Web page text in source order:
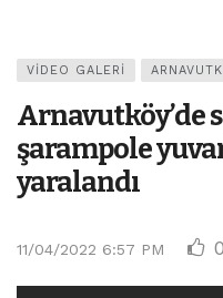
VIDEO GALERI
Arnavutköy’de
şarampole
yaralandı
11/04/2022 6:57 PM 0